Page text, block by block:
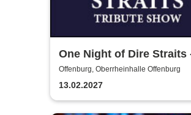
One Night of Dire Straits
Tribute Show
Offenburg, Oberrheinhalle Offenburg
13.02.2027